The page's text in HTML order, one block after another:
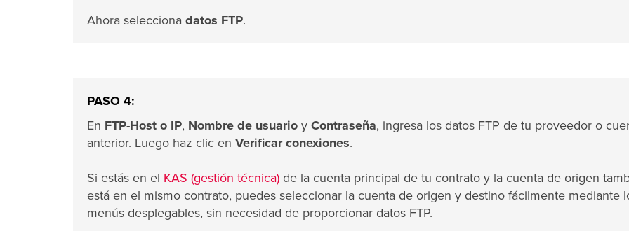
Ahora selecciona datos FTP.
PASO 4:
En FTP-Host o IP, Nombre de usuario y Contraseña, ingresa los datos FTP de tu proveedor o
anterior. Luego haz clic en Verificar conexiones.
Si estás en el KAS (gestión técnica) de la cuenta principal de tu contrato y la cuenta de origen
está en el mismo contrato, puedes seleccionar la cuenta de origen y destino fácilmente mediante
menús desplegables, sin necesidad de proporcionar datos FTP.